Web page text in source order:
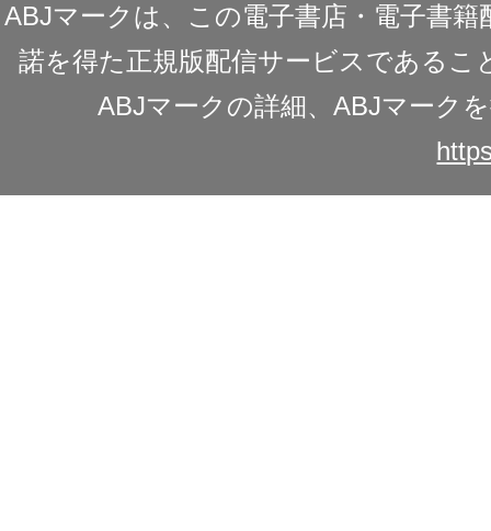
ABJマークは、この電子書店・電子書
諾を得た正規版配信サービスであるこ
ABJマークの詳細、ABJマーク